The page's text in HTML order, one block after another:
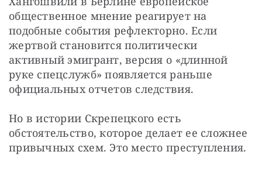
общественное мнение реагирует на
подобные события рефлекторно. Если
жертвой становится политически
активный эмигрант, версия о «длинной
руке спецслужб» появляется раньше
официальных отчетов следствия.
Но в истории Скрепецкого есть
обстоятельство, которое делает ее сложнее
привычных схем. Это место преступления.